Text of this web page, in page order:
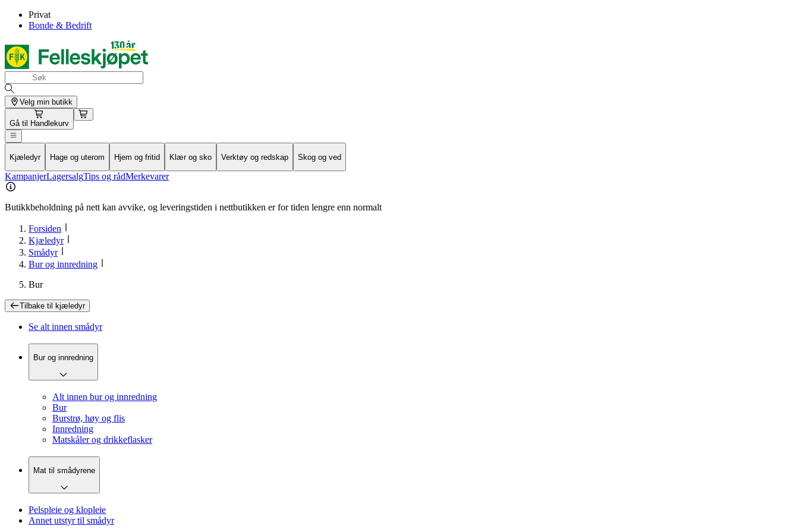
Privat
Bonde & Bedrift
Velg min butikk
Gå til Handlekurv
Kjæledyr Hage og uterom Hjem og fritid Klær og sko Verktøy og redskap Skog og ved
KampanjerLagersalgTips og rådMerkevarer
Butikkbeholdning på nett kan avvike, og leveringstiden i nettbutikken er for tiden lengre enn normalt
Forsiden
Kjæledyr
Smådyr
Bur og innredning
Bur
Tilbake til kjæledyr
Se alt innen smådyr
Bur og innredning
Alt innen bur og innredning
Bur
Burstrø, høy og flis
Innredning
Matskåler og drikkeflasker
Mat til smådyrene
Pelspleie og klopleie
Annet utstyr til smådyr